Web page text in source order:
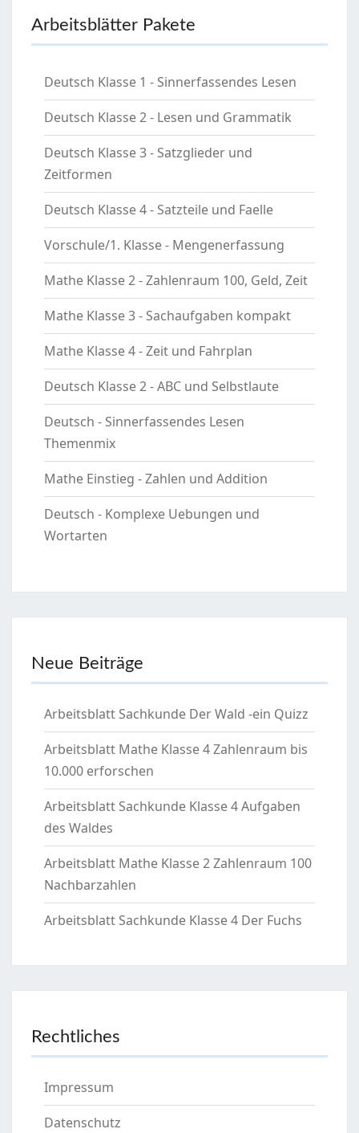
Arbeitsblätter Pakete
Deutsch Klasse 1 - Sinnerfassendes Lesen
Deutsch Klasse 2 - Lesen und Grammatik
Deutsch Klasse 3 - Satzglieder und
Zeitformen
Deutsch Klasse 4 - Satzteile und Faelle
Vorschule/1. Klasse - Mengenerfassung
Mathe Klasse 2 - Zahlenraum 100, Geld, Zeit
Mathe Klasse 3 - Sachaufgaben kompakt
Mathe Klasse 4 - Zeit und Fahrplan
Deutsch Klasse 2 - ABC und Selbstlaute
Deutsch - Sinnerfassendes Lesen
Themenmix
Mathe Einstieg - Zahlen und Addition
Deutsch - Komplexe Uebungen und
Wortarten
Neue Beiträge
Arbeitsblatt Sachkunde Der Wald -ein Quizz
Arbeitsblatt Mathe Klasse 4 Zahlenraum bis
10.000 erforschen
Arbeitsblatt Sachkunde Klasse 4 Aufgaben
des Waldes
Arbeitsblatt Mathe Klasse 2 Zahlenraum 100
Nachbarzahlen
Arbeitsblatt Sachkunde Klasse 4 Der Fuchs
Rechtliches
Impressum
Datenschutz